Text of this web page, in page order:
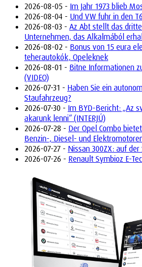
2026-08-05 - Im Jahr 1973 blieb
2026-08-04 - Und VW fuhr in den
2026-08-03 - Az Abt stellt das
Unternehmen, das Alkalmából
2026-08-02 - Bonus von 15 eura
teherautokók, Opeleknek
2026-08-01 - Bitne Informationen
(VIDEO)
2026-07-31 - Haben Sie ein
Staufahrzeug?
2026-07-30 - Im BYD-Bericht: „Az
akarunk lenni“ (INTERJÚ)
2026-07-28 - Der Opel Combo
Benzin-, Diesel- und
2026-07-27 - Nissan 300ZX: auf der
2026-07-26 - Renault Symbioz E-